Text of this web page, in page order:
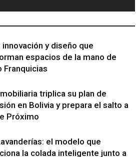
innovación y diseño que
espacios de la mano de
Franquicias
triplica su plan de
en Bolivia y prepara el salto a
Próximo
el modelo que
la colada inteligente junto a